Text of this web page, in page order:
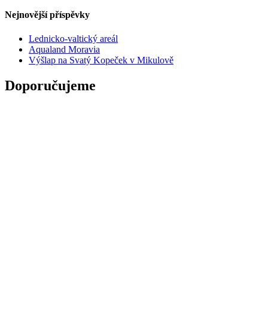
Nejnovější příspěvky
Lednicko-valtický areál
Aqualand Moravia
Výšlap na Svatý Kopeček v Mikulově
Doporučujeme